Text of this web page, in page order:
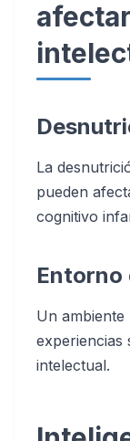
La
pueden
cognitivo
Entorno
Un
experiencias
intelectual.